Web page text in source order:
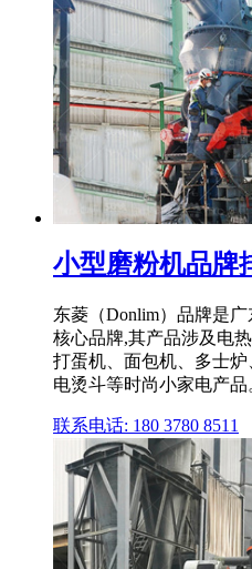
小型磨粉机品牌
东菱（Donlim）品牌是
核心品牌,其产品涉及电
打蛋机、面包机、多士炉
电烫斗等时尚小家电产品
联系电话: 180 3780 8511